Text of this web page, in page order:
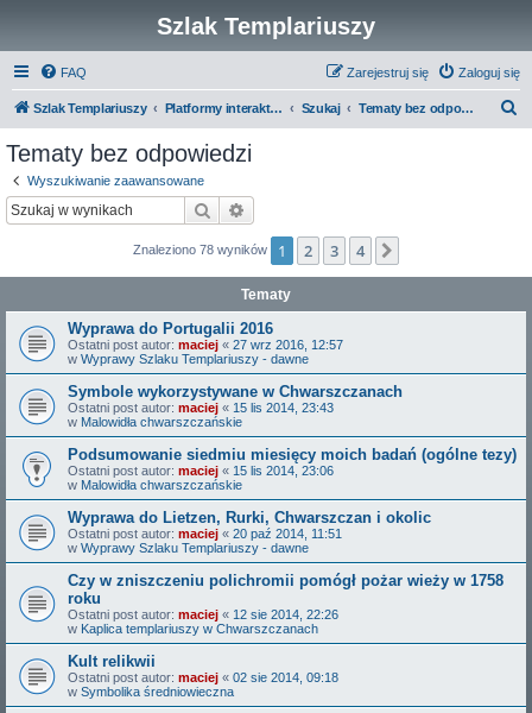
Szlak Templariuszy
FAQ Zaloguj się
Zarejestruj się
Szlak Templariuszy Platformy interaktywne Szlaku Templariuszy Szukaj Tematy bez odpowiedzi
Tematy bez odpowiedzi
Wyszukiwanie zaawansowane
Szukaj
Znaleziono 78 wyników 1 2 3 4
Tematy
Wyprawa do Portugalii 2016
Ostatni post autor: maciej « 27 wrz 2016, 12:57
w Wyprawy Szlaku Templariuszy - dawne
Symbole wykorzystywane w Chwarszczanach
Ostatni post autor: maciej « 15 lis 2014, 23:43
w Malowidła chwarszczańskie
Podsumowanie siedmiu miesięcy moich badań (ogólne tezy)
Ostatni post autor: maciej « 15 lis 2014, 23:06
w Malowidła chwarszczańskie
Wyprawa do Lietzen, Rurki, Chwarszczan i okolic
Ostatni post autor: maciej « 20 paź 2014, 11:51
w Wyprawy Szlaku Templariuszy - dawne
Czy w zniszczeniu polichromii pomógł pożar wieży w 1758
roku
Ostatni post autor: maciej « 12 sie 2014, 22:26
w Kaplica templariuszy w Chwarszczanach
Kult relikwii
Ostatni post autor: maciej « 02 sie 2014, 09:18
w Symbolika średniowieczna